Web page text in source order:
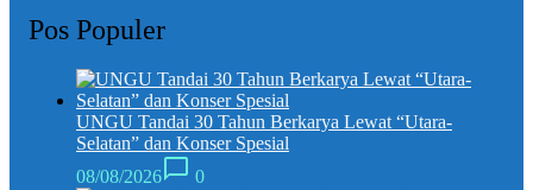
Pos Populer
UNGU Tandai 30 Tahun Berkarya Lewat “Utara-
Selatan” dan Konser Spesial
08/08/2026
0